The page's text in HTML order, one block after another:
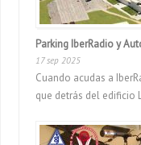
Parking IberRadio y
17 sep 2025
Cuando acudas a
que detrás del edificio